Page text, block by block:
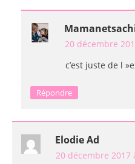
20 décembre
c’est juste de l
Répondre
Elodie Ad
20 décembre 2017